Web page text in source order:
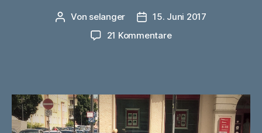
Beitragsautor
Von selanger Veröffentlichungsdatum
15. Juni 2017
21 Kommentarezu